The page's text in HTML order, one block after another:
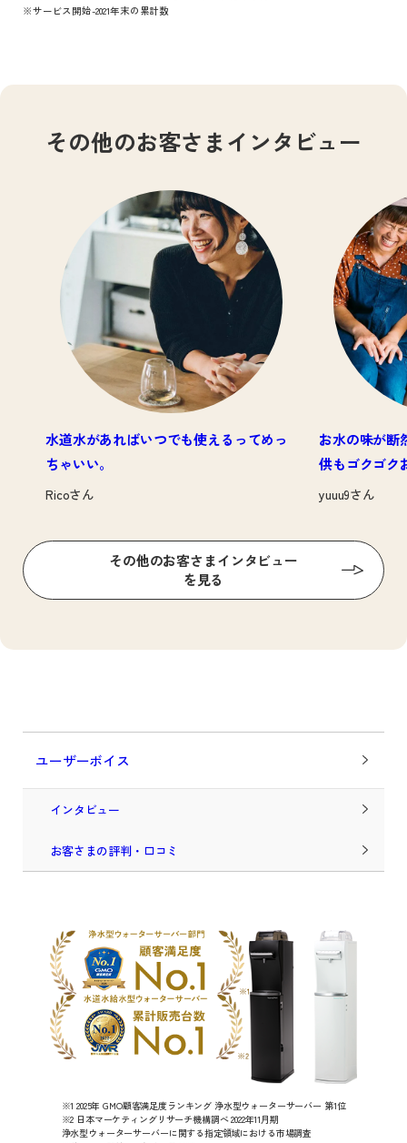
※サービス開始-2021年末の累計数
その他のお客さまインタビュー
水道水があればいつでも使えるってめっ
ちゃいい。
Ricoさん
お水の味が断
供もゴクゴク
yuuu9さん
その他のお客さまインタビュー
を見る
ユーザーボイス
インタビュー
お客さまの評判・口コミ
※1 2025年 GMO顧客満足度ランキング 浄水型ウォーターサーバー 第1位
※2 日本マーケティングリサーチ機構調べ 2022年11月期
浄水型ウォーターサーバーに関する指定領域における市場調査